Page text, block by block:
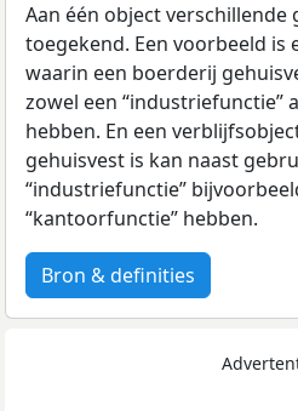
Aan één object
toegekend. Een voorbeeld is
waarin een boerderij
zowel een “industriefunctie”
hebben. En een
gehuisvest is kan naast
“industriefunctie”
“kantoorfunctie” hebben.
Bron & definities